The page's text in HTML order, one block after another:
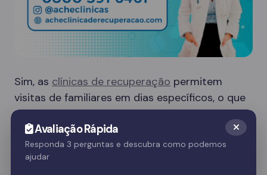
Sim, as clínicas de recuperação permitem
visitas de familiares em dias específicos, o que
é crucial para o apoio emocional do paciente.
Essas visitas ajudam no processo de
recuperação e fortalecem o vínculo familiar.
Avaliação Rápida
Responda 3 perguntas e descubra como podemos
ajudar